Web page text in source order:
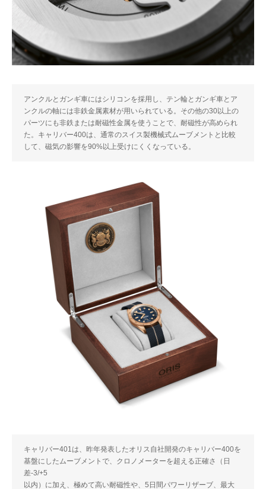
アンクルとガンギ車にはシリコンを採用し、テン輪とガンギ車とア
ンクルの軸には非鉄金属素材が用いられている。その他の30以上の
パーツにも非鉄または耐磁性金属を使うことで、耐磁性が高められ
た。キャリバー400は、通常のスイス製機械式ムーブメントと比較
して、磁気の影響を90%以上受けにくくなっている。
キャリバー401は、昨年発表したオリス自社開発のキャリバー400を
基盤にしたムーブメントで、クロノメーターを超える正確さ（日
差-3/+5
以内）に加え、極めて高い耐磁性や、5日間パワーリザーブ、最大